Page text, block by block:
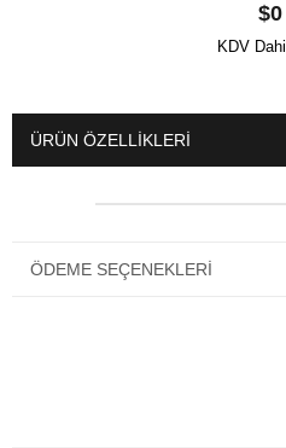
$0
KDV Dahil
ÜRÜN ÖZELLIKLERI
ÖDEME SEÇENEKLERI